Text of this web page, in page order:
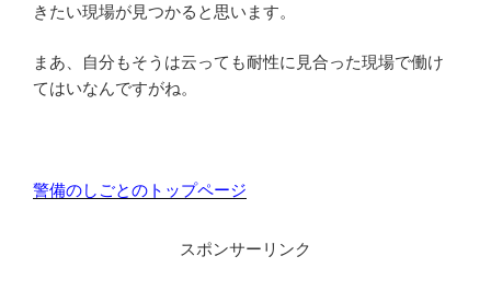
きたい現場が見つかると思います。
まあ、自分もそうは云っても耐性に見合った現場で働け
てはいなんですがね。
警備のしごとのトップページ
スポンサーリンク